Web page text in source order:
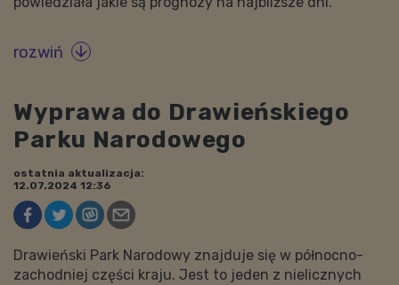
rozwiń 
Wyprawa do Drawieńskiego
Parku Narodowego
ostatnia aktualizacja:
12.07.2024 12:36
Drawieński Park Narodowy znajduje się w północno-
zachodniej części kraju. Jest to jeden z nielicznych